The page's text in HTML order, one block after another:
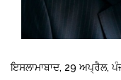
ਇਸਲਾਮਾਬਾਦ, 29 ਅਪ੍ਰੈਲ,